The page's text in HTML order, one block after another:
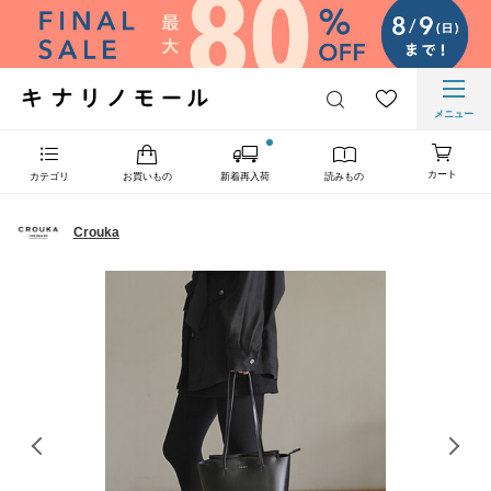
メニュー
カテゴリ お買いもの 新着再入荷 読みもの カート
Crouka